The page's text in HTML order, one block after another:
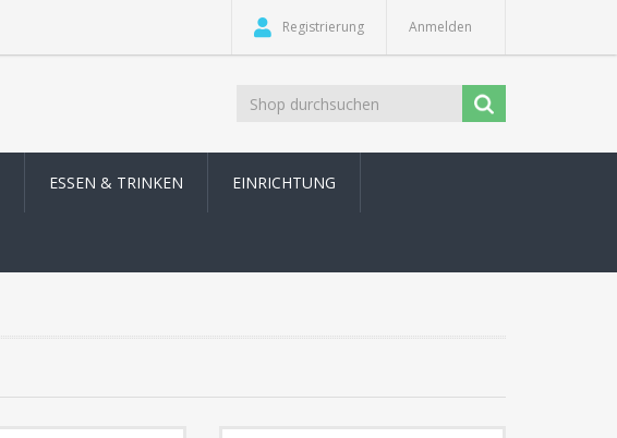
Registrierung Anmelden
ESSEN & TRINKEN EINRICHTUNG